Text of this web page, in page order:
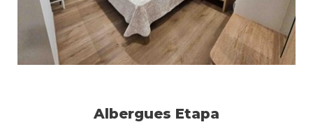
Albergues Etapa